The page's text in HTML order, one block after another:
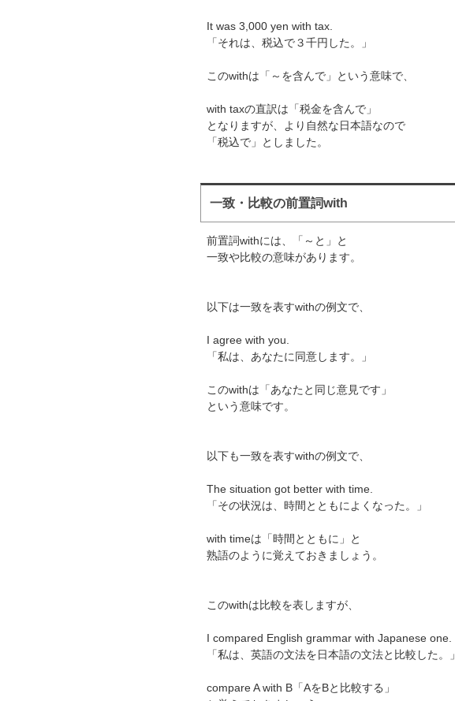
It was 3,000 yen with tax.
「それは、税込で３千円した。」
このwithは「～を含んで」という意味で、
with taxの直訳は「税金を含んで」
となりますが、より自然な日本語なので
「税込で」としました。
一致・比較の前置詞with
前置詞withには、「～と」と
一致や比較の意味があります。
以下は一致を表すwithの例文で、
I agree with you.
「私は、あなたに同意します。」
このwithは「あなたと同じ意見です」
という意味です。
以下も一致を表すwithの例文で、
The situation got better with time.
「その状況は、時間とともによくなった。」
with timeは「時間とともに」と
熟語のように覚えておきましょう。
このwithは比較を表しますが、
I compared English grammar with Japanese one.
「私は、英語の文法を日本語の文法と比較した。」
compare A with B「AをBと比較する」